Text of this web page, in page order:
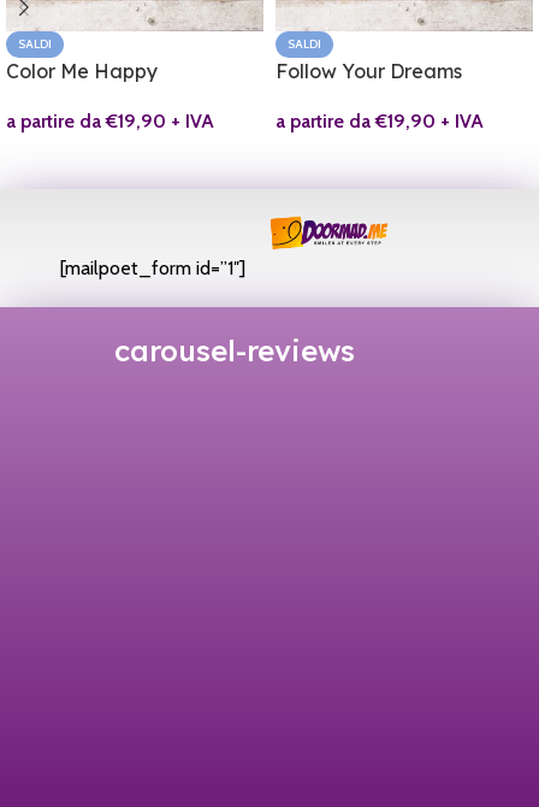
SALDI
Color Me Happy
a partire da€19,90 + IVA
SALDI
Follow Your Dreams
a partire da€19,90 + IVA
[mailpoet_form id=”1″]
carousel-reviews